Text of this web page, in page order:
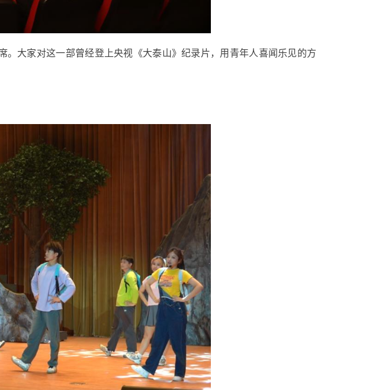
大家对这一部曾经登上央视《大泰山》纪录片，用青年人喜闻乐见的方